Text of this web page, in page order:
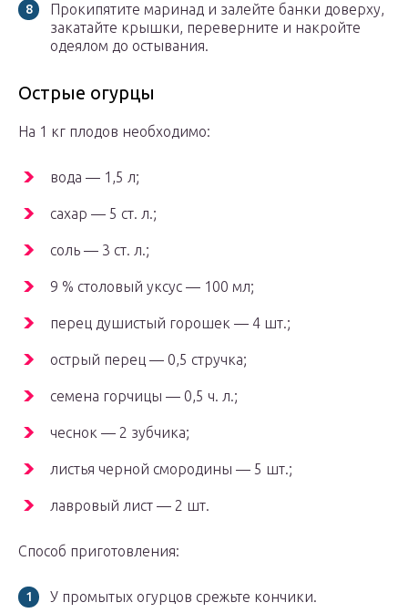
Прокипятите маринад и залейте банки доверху,
закатайте крышки, переверните и накройте
одеялом до остывания.
Острые огурцы
На 1 кг плодов необходимо:
вода — 1,5 л;
сахар — 5 ст. л.;
соль — 3 ст. л.;
9 % столовый уксус — 100 мл;
перец душистый горошек — 4 шт.;
острый перец — 0,5 стручка;
семена горчицы — 0,5 ч. л.;
чеснок — 2 зубчика;
листья черной смородины — 5 шт.;
лавровый лист — 2 шт.
Способ приготовления:
У промытых огурцов срежьте кончики.